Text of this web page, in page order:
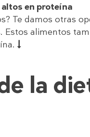
en proteína
Te damos otras
Estos alimentos
la